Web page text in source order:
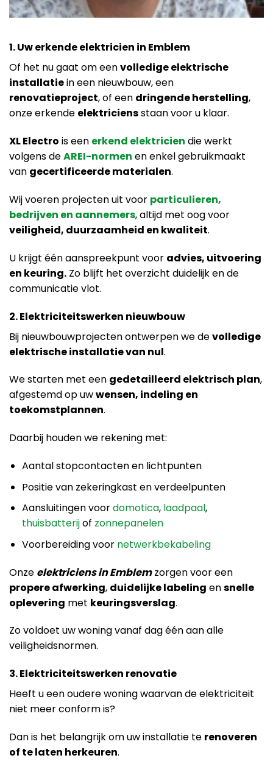
1. Uw erkende elektricien in Emblem
Of het nu gaat om eenvolledige elektrische
installatiein een nieuwbouw, een
renovatieproject, of een dringende herstelling,
onze erkende elektriciensstaan voor u klaar.
XL Electro is een erkend elektricien die werkt
volgens deAREI-normen en enkel gebruikmaakt
van gecertificeerde materialen.
Wij voeren projecten uit voor particulieren,
bedrijven en aannemers, altijd met oog voor
veiligheid, duurzaamheid en kwaliteit.
U krijgt één aanspreekpunt voor advies, uitvoering
en keuring. Zo blijft het overzicht duidelijk en de
communicatie vlot.
2. Elektriciteitswerken nieuwbouw
Bij nieuwbouwprojecten ontwerpen we devolledige
elektrische installatie van nul.
We starten met een gedetailleerd elektrisch plan,
afgestemd op uwwensen, indeling en
toekomstplannen.
Daarbij houden we rekening met:
Aantal stopcontacten en lichtpunten
Positie van zekeringkast en verdeelpunten
Aansluitingen voordomotica, laadpaal,
thuisbatterijof zonnepanelen
Voorbereiding voor netwerkbekabeling
Onze elektriciens in Emblemzorgen voor een
propere afwerking, duidelijke labeling ensnelle
oplevering met keuringsverslag.
Zo voldoet uw woning vanaf dag één aan alle
veiligheidsnormen.
3. Elektriciteitswerken renovatie
Heeft u een oudere woning waarvan de elektriciteit
niet meer conform is?
Dan is het belangrijk om uw installatie te renoveren
of te laten herkeuren.